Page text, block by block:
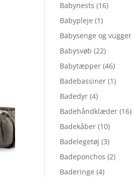
Babynests (16)
Babypleje (1)
Babysenge og vugger
Babysvøb (22)
Babytæpper (46)
Badebassiner (1)
Badedyr (4)
Badehåndklæder (16)
Badekåber (10)
Badelegetøj (3)
Badeponchos (2)
Baderinge (4)